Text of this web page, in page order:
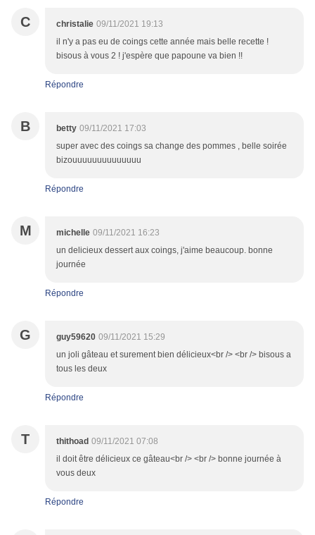
C christalie 09/11/2021 19:13
il n'y a pas eu de coings cette année mais belle recette !
bisous à vous 2 ! j'espère que papoune va bien !!
Répondre
B betty 09/11/2021 17:03
super avec des coings sa change des pommes , belle soirée
bizouuuuuuuuuuuuuu
Répondre
M michelle 09/11/2021 16:23
un delicieux dessert aux coings, j'aime beaucoup. bonne
journée
Répondre
G guy59620 09/11/2021 15:29
un joli gâteau et surement bien délicieux<br /> <br /> bisous a
tous les deux
Répondre
T thithoad 09/11/2021 07:08
il doit être délicieux ce gâteau<br /> <br /> bonne journée à
vous deux
Répondre